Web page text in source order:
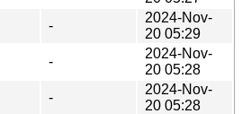
-
2024-Nov-
20 05:29
-
2024-Nov-
20 05:28
-
2024-Nov-
20 05:28